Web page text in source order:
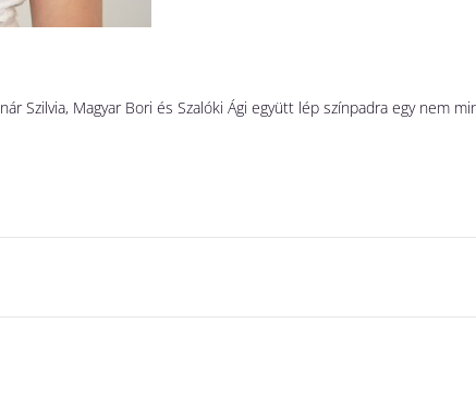
Szilvia, Magyar Bori és Szalóki Ági együtt lép színpadra egy nem